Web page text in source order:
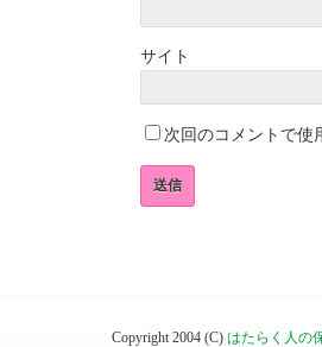
サイト
次回のコメントで使
Copyright 2004 (C) はたらく人の